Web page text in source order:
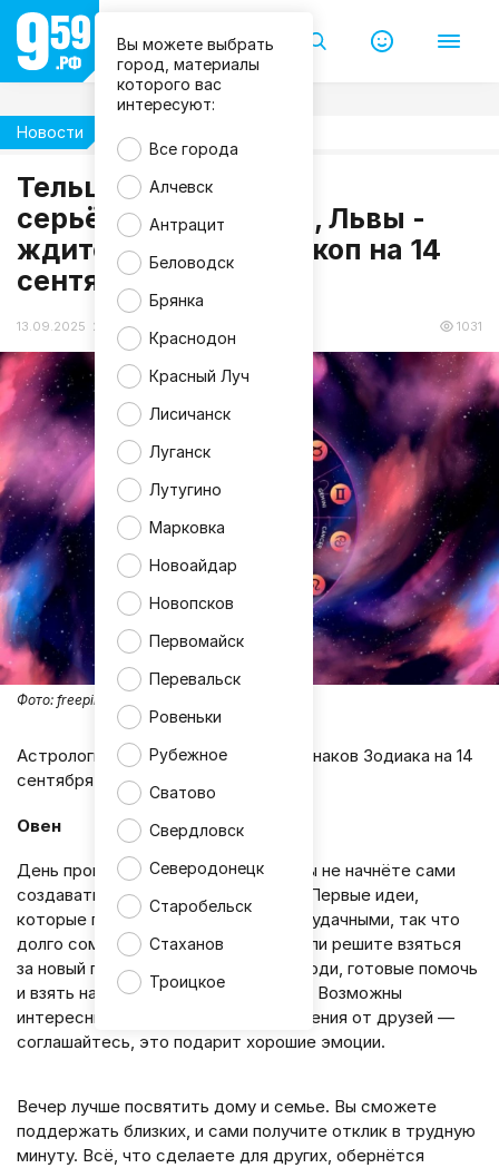
Вы можете выбрать
город, материалы
которого вас
интересуют:
Все города
Алчевск
Антрацит
Беловодск
Брянка
Краснодон
Красный Луч
Лисичанск
Луганск
Лутугино
Марковка
Новоайдар
Новопсков
Первомайск
Перевальск
Ровеньки
Рубежное
Сватово
Свердловск
Северодонецк
Старобельск
Стаханов
Троицкое
Новости
Тельцы - займитесь
серьёзными делами, Львы -
ждите деньги: гороскоп на 14
сентября
13.09.2025 20:17 1031
Фото: freepik
Астрологический прогноз для всех знаков Зодиака на 14
сентября
Овен
День пройдёт благополучно, если вы не начнёте сами
создавать себе лишние трудности. Первые идеи,
которые придут в голову, окажутся удачными, так что
долго сомневаться не придётся. Если решите взяться
за новый проект, рядом окажутся люди, готовые помочь
и взять на себя часть обязанностей. Возможны
интересные предложения и приглашения от друзей —
соглашайтесь, это подарит хорошие эмоции.
Вечер лучше посвятить дому и семье. Вы сможете
поддержать близких, и сами получите отклик в трудную
минуту. Всё, что сделаете для других, обернётся